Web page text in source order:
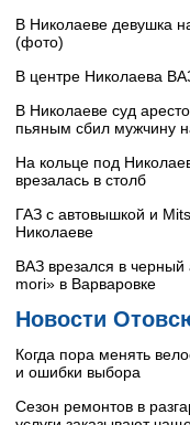
В Николаеве девушка
(фото)
В центре Николаева
В Николаеве суд
пьяным сбил мужчину
На кольце под
врезалась в столб
ГАЗ с автовышкой и
Николаеве
ВАЗ врезался в
mori» в Варваровке
Новости
Когда пора менять
и ошибки выбора
Сезон ремонтов в